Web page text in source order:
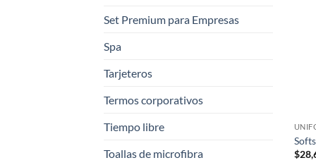
Set Premium para Empresas
Spa
Tarjeteros
Termos corporativos
Tiempo libre
Toallas de microfibra
$